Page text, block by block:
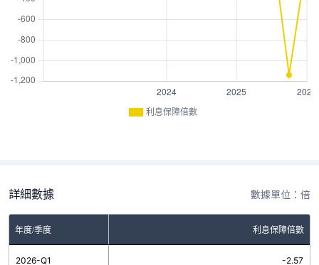
利息保障倍數
詳細數據 數據單位：倍
年度/季度 利息保障倍數
2026-Q1 -2.57